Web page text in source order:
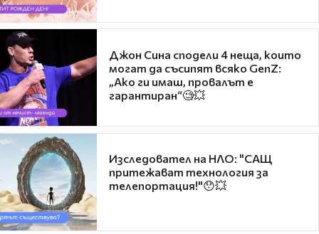
Джон Сина сподели 4 неща, които
могат да съсипят всяко GenZ:
„Ако ги имаш, провалът е
гарантиран“🧐💥
Изследовател на НЛО: "САЩ
притежават технология за
телепортация!"😯💥